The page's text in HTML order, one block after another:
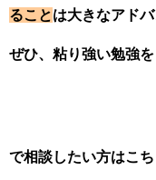
ることは大きなアド
ぜひ、粘り強い勉強を
で相談したい方はこち